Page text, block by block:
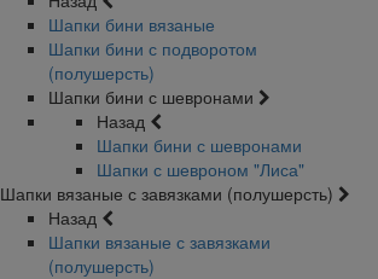
Шапки бини вязаные
Шапки бини с подворотом
(полушерсть)
Шапки бини с шевронами
Назад
Шапки бини с шевронами
Шапки с шевроном "Лиса"
Шапки вязаные с завязками (полушерсть)
Назад
Шапки вязаные с завязками
(полушерсть)